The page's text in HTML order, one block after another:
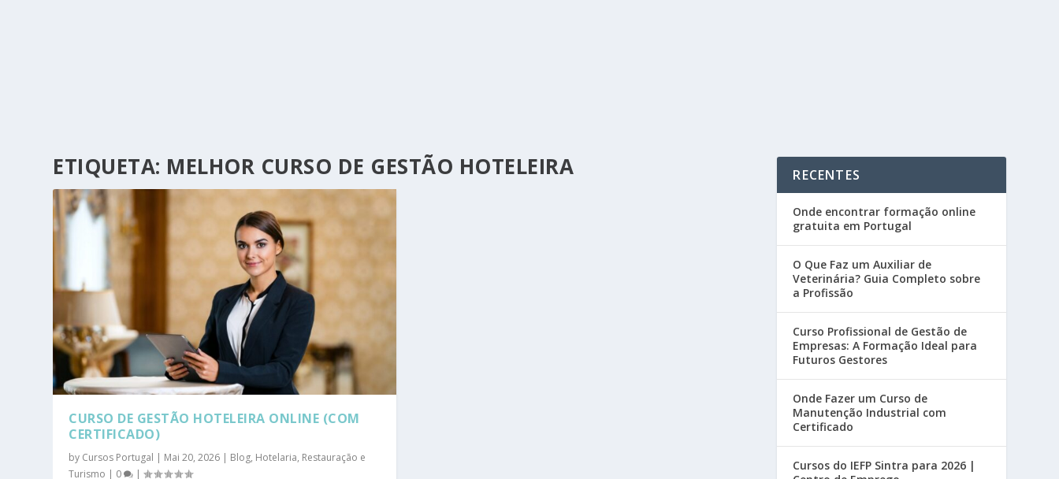
ETIQUETA: MELHOR CURSO DE GESTÃO HOTELEIRA
CURSO DE GESTÃO HOTELEIRA ONLINE (COM
CERTIFICADO)
by Cursos Portugal | Mai 20, 2026 | Blog, Hotelaria, Restauração e
Turismo | 0 |
RECENTES
Onde encontrar formação online
gratuita em Portugal
O Que Faz um Auxiliar de
Veterinária? Guia Completo sobre
a Profissão
Curso Profissional de Gestão de
Empresas: A Formação Ideal para
Futuros Gestores
Onde Fazer um Curso de
Manutenção Industrial com
Certificado
Cursos do IEFP Sintra para 2026 |